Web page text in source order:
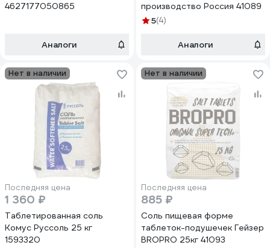
4627177050865
Аналоги
производство Россия 41089
5(4)
Аналоги
Нет в наличии
Последняя цена
1 360 ₽
Таблетированная соль
Комус Руссоль 25 кг
1593320
Нет в наличии
Последняя цена
885 ₽
Соль пищевая форме
таблеток-подушечек Гейзер
BROPRO 25кг 41093